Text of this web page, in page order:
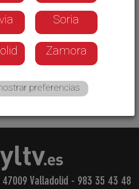
gran valor cultural que tienen,
olvidados cuando
Hoy visitamos una librería
una segunda oportunidad,
social.
Valladolid - 983 35 43 48
Soria
Zamora
preferencias